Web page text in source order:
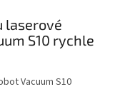
laserové
S10 rychle
Vacuum S10